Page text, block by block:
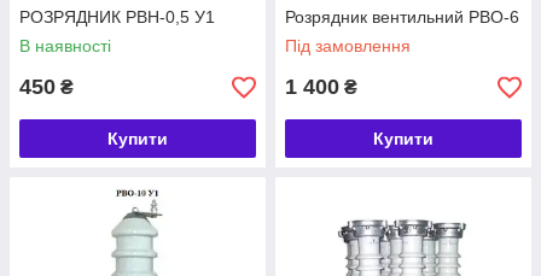
РОЗРЯДНИК РВН-0,5 У1
В наявності
450 ₴
Купити
Розрядник вентильний РВО-6
Під замовлення
1 400 ₴
Купити